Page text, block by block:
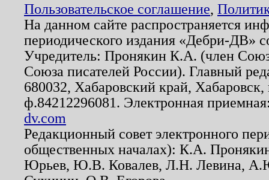
Пользовательское соглашение,
На данном сайте распространяется
периодического издания «Дебри-ДВ»
Учредитель: Пронякин К.А. (член
Союза писателей России). Главный
680032, Хабаровский край,
ф.84212296081. Электронная
dv.com
Редакционный совет электронного
общественных началах): К.А.
Юрьев, Ю.В. Ковалев, Л.Н. Левина,